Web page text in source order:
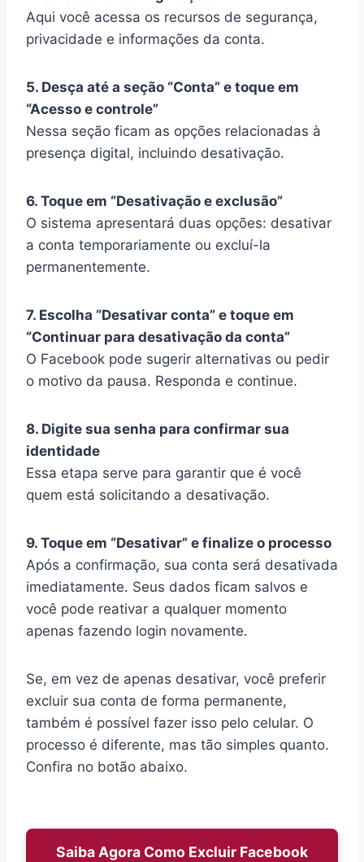
Aqui você acessa os recursos de segurança,
privacidade e informações da conta.
5. Desça até a seção “Conta” e toque em
“Acesso e controle”
Nessa seção ficam as opções relacionadas à
presença digital, incluindo desativação.
6. Toque em “Desativação e exclusão”
O sistema apresentará duas opções: desativar
a conta temporariamente ou excluí-la
permanentemente.
7. Escolha “Desativar conta” e toque em
“Continuar para desativação da conta”
O Facebook pode sugerir alternativas ou pedir
o motivo da pausa. Responda e continue.
8. Digite sua senha para confirmar sua
identidade
Essa etapa serve para garantir que é você
quem está solicitando a desativação.
9. Toque em “Desativar” e finalize o processo
Após a confirmação, sua conta será desativada
imediatamente. Seus dados ficam salvos e
você pode reativar a qualquer momento
apenas fazendo login novamente.
Se, em vez de apenas desativar, você preferir
excluir sua conta de forma permanente,
também é possível fazer isso pelo celular. O
processo é diferente, mas tão simples quanto.
Confira no botão abaixo.
Saiba Agora Como Excluir Facebook